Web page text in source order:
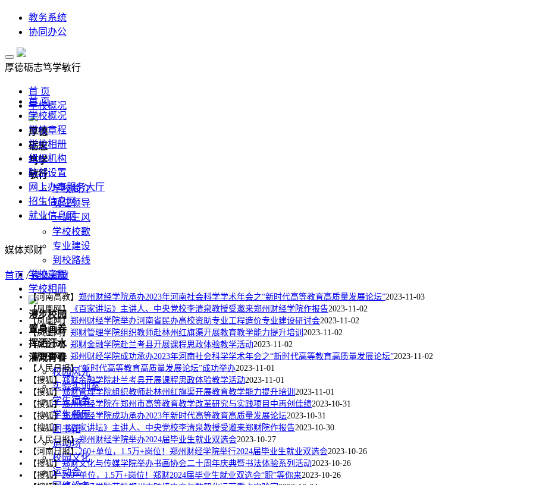
教务系统
协同办公
厚德砺志笃学敏行
首 页
学校概况
厚德
砺志
笃学
敏行
学校简介
现任领导
一训三风
学校校歌
专业建设
到校路线
学校章程
学校相册
漫步校园
置身画卷
挥洒汗水
灌溉青春
校园风光
实验实训室
学生宿舍
学生餐厅
图书馆
运动场
校园文化
运动会
首 页
学校概况
学校章程
学校相册
组织机构
院部设置
网上办事服务大厅
招生信息网
就业信息网
媒体郑财
首页 /媒体郑财
【河南高教】 郑州财经学院承办2023年河南社会科学学术年会之“新时代高等教育高质量发展论坛”2023-11-03
【凤凰网】
《百家讲坛》主讲人、中央党校李清泉教授受邀来郑州财经学院作报告2023-11-02
【凤凰网】 郑州财经学院举办河南省民办高校资助专业工程造价专业建设研讨会2023-11-02
【凤凰网】 郑财管理学院组织教师赴林州红旗渠开展教育教学能力提升培训 2023-11-02
【凤凰网】 郑财金融学院赴兰考县开展课程思政体验教学活动2023-11-02
【凤凰网】 郑州财经学院成功承办2023年河南社会科学学术年会之“新时代高等教育高质量发展论坛”2023-11-02
【人民日报】“新时代高等教育高质量发展论坛”成功举办2023-11-01
【搜狐】 郑财金融学院赴兰考县开展课程思政体验教学活动2023-11-01
【搜狐】郑财管理学院组织教师赴林州红旗渠开展教育教学能力提升培训 2023-11-01
【搜狐】郑州财经学院在郑州市高等教育教学改革研究与实践项目中再创佳绩2023-10-31
【搜狐】郑州财经学院成功承办2023年新时代高等教育高质量发展论坛2023-10-31
【搜狐】《百家讲坛》主讲人、中央党校李清泉教授受邀来郑财院作报告2023-10-30
【人民日报】郑州财经学院举办2024届毕业生就业双选会2023-10-27
【河南日报】 260+单位，1.5万+岗位！郑州财经学院举行2024届毕业生就业双选会2023-10-26
【搜狐】郑财文化与传媒学院举办书画协会二十周年庆典暨书法体验系列活动2023-10-26
【搜狐】260+单位，1.5万+岗位！郑财2024届毕业生就业双选会“职”等你来2023-10-26